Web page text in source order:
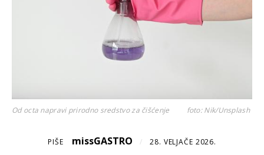
Od octa napravi prirodno sredstvo za čišćenje foto: Nik/Unsplash
PIŠE missGASTRO / 28. VELJAČE 2026.